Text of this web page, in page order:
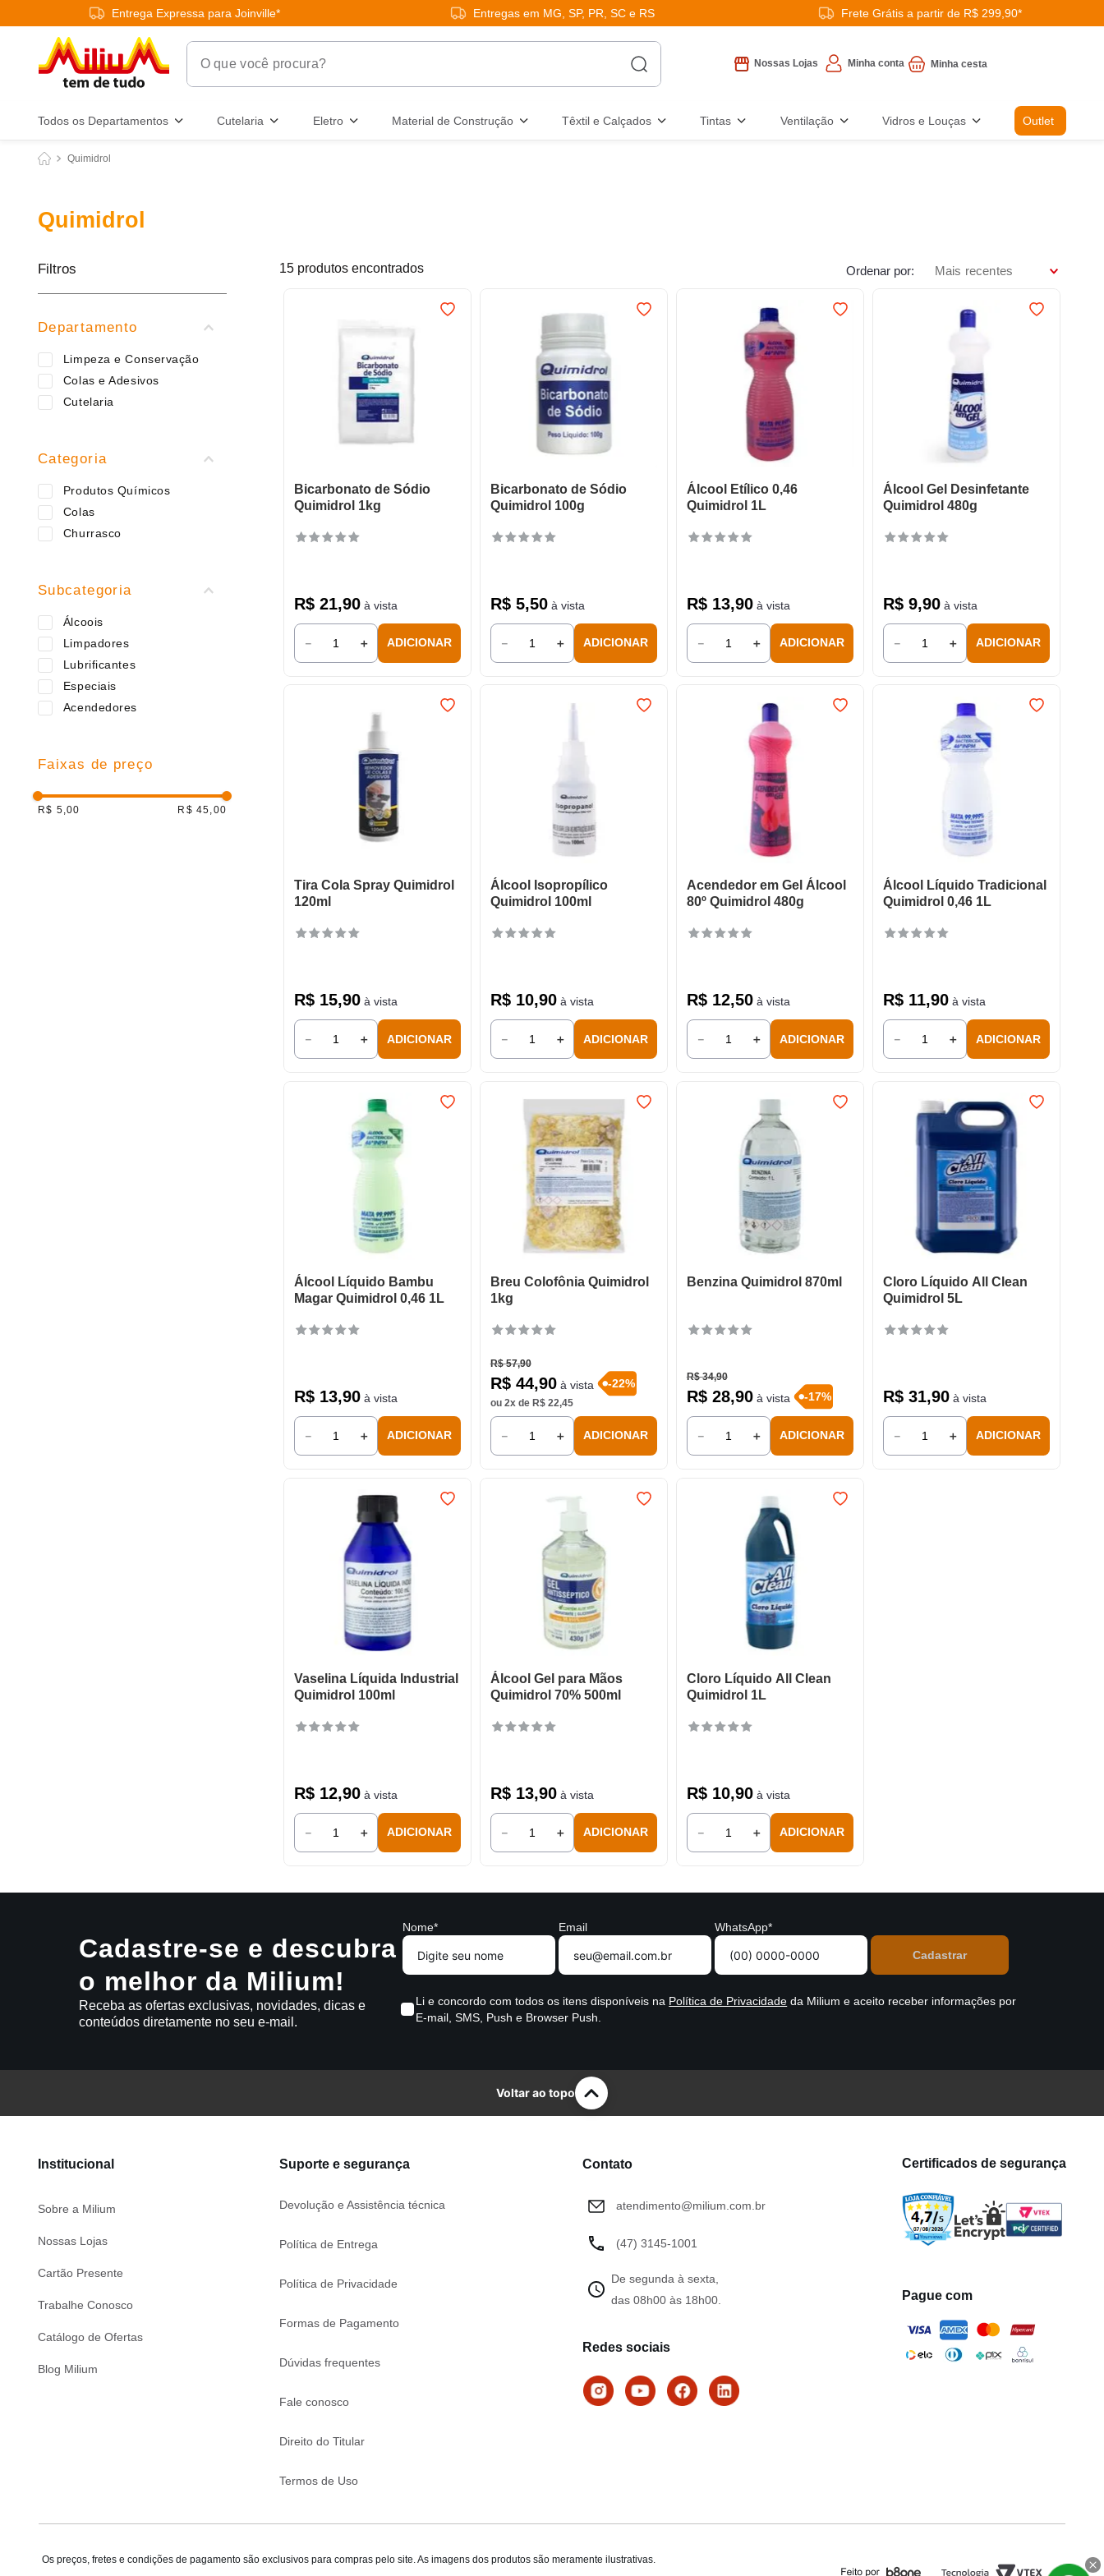
Entrega Expressa para Joinville* Entregas em MG, SP, PR, SC e RS Frete Grátis a partir de R$ 299,90*
O que você procura?
Nossas Lojas Minha conta
Todos os Departamentos Cutelaria Eletro Material de Construção Têxtil e Calçados Tintas Ventilação Vidros e Louças Outlet
Quimidrol
Quimidrol
Filtros
Departamento
Limpeza e Conservação
Colas e Adesivos
Cutelaria
Categoria
Produtos Químicos
Colas
Churrasco
Subcategoria
Álcoois
Limpadores
Lubrificantes
Especiais
Acendedores
Faixas de preço
R$ 5,00 R$ 45,00
15 produtos Ordenar por Mais recentes
Bicarbonato de Sódio
Quimidrol 1kg
R$ 21,90à vista
＋
－ ADICIONAR
Bicarbonato de Sódio
Quimidrol 100g
R$ 5,50à vista
＋
－ ADICIONAR
Álcool Etílico 0,46
Quimidrol 1L
R$ 13,90à vista
＋
－ ADICIONAR
Álcool Gel Desinfetante
Quimidrol 480g
R$ 9,90à vista
＋
－ ADICIONAR
Tira Cola Spray Quimidrol
120ml
R$ 15,90à vista
＋
－ ADICIONAR
Álcool Isopropílico
Quimidrol 100ml
R$ 10,90à vista
＋
－ ADICIONAR
Acendedor em Gel Álcool
80º Quimidrol 480g
R$ 12,50à vista
＋
－ ADICIONAR
Álcool Líquido Tradicional
Quimidrol 0,46 1L
R$ 11,90à vista
＋
－ ADICIONAR
Álcool Líquido Bambu
Magar Quimidrol 0,46 1L
R$ 13,90à vista
＋
－ ADICIONAR
Breu Colofônia Quimidrol
1kg
R$ 57,90
R$ 44,90à vista -22%
ou 2x de R$ 22,45
＋
－ ADICIONAR
Benzina Quimidrol 870ml
R$ 34,90
R$ 28,90à vista -17%
＋
－ ADICIONAR
Cloro Líquido All Clean
Quimidrol 5L
R$ 31,90à vista
＋
－ ADICIONAR
Vaselina Líquida Industrial
Quimidrol 100ml
R$ 12,90à vista
＋
－ ADICIONAR
Álcool Gel para Mãos
Quimidrol 70% 500ml
R$ 13,90à vista
＋
－ ADICIONAR
Cloro Líquido All Clean
Quimidrol 1L
R$ 10,90à vista
＋
－ ADICIONAR
Cadastre-se e descubra
o melhor da Milium!
Receba as ofertas exclusivas, novidades, dicas e
conteúdos diretamente no seu e-mail.
Nome* Email WhatsApp*
Li e concordo com todos os itens disponíveis na Política de Privacidade da Milium e aceito receber informações por
E-mail, SMS, Push e Browser Push.
Voltar ao topo
Institucional
Sobre a Milium
Nossas Lojas
Cartão Presente
Trabalhe Conosco
Catálogo de Ofertas
Blog Milium
Suporte e segurança
Devolução e Assistência técnica
Política de Entrega
Política de Privacidade
Formas de Pagamento
Dúvidas frequentes
Fale conosco
Direito do Titular
Termos de Uso
Contato
atendimento@milium.com.br
(47) 3145-1001
De segunda à sexta,
das 08h00 às 18h00.
Redes sociais
Certificados de segurança
Pague com
Os preços, fretes e condições de pagamento são exclusivos para compras pelo site. As imagens dos produtos são meramente ilustrativas.